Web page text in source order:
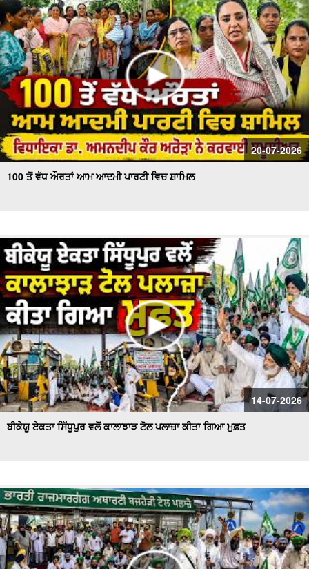
20-07-2026
100 ਤੋਂ ਵੱਧ ਔਰਤਾਂ ਆਮ ਆਦਮੀ ਪਾਰਟੀ ਵਿਚ ਸ਼ਾਮਿਲ
14-07-2026
ਬੀਕੇਯੂ ਏਕਤਾ ਸਿੱਧੂਪੁਰ ਵਲੋਂ ਕਾਲਾਝਾੜ ਟੋਲ ਪਲਾਜ਼ਾ ਕੀਤਾ ਗਿਆ ਮੁਫ਼ਤ